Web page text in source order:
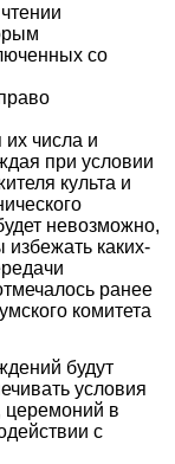
со
числа и
при условии
культа и
невозможно,
каких-
ранее
комитета
будут
условия
церемоний в
с